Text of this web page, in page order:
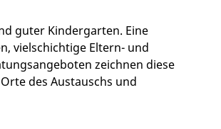
guter Kindergarten. Eine
vielschichtige Eltern- und
zeichnen diese
des Austauschs und